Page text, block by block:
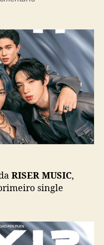
d
e
p
u
b
l
i
c
a
ç
ã
Y
K
l
a
ç
a
M
V
d
a
M
RISER MUSIC,
single